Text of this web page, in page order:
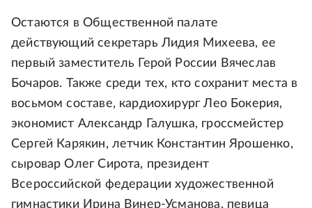
Остаются в Общественной палате
действующий секретарь Лидия Михеева, ее
первый заместитель Герой России Вячеслав
Бочаров. Также среди тех, кто сохранит места в
восьмом составе, кардиохирург Лео Бокерия,
экономист Александр Галушка, гроссмейстер
Сергей Карякин, летчик Константин Ярошенко,
сыровар Олег Сирота, президент
Всероссийской федерации художественной
гимнастики Ирина Винер-Усманова, певица